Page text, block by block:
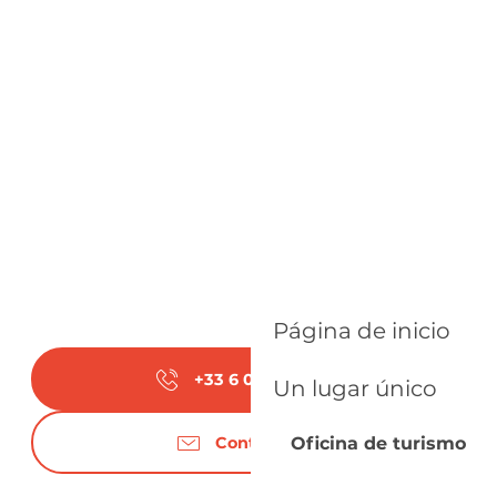
Página de inicio
Un lugar único
Oficina de turismo
+33 6 03 22 87▒▒
Contáctenos